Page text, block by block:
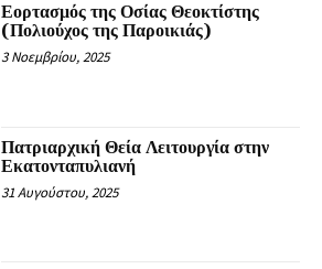
Εορτασμός της Οσίας Θεοκτίστης
(Πολιούχος της Παροικιάς)
3 Νοεμβρίου, 2025
Πατριαρχική Θεία Λειτουργία στην
Εκατονταπυλιανή
31 Αυγούστου, 2025